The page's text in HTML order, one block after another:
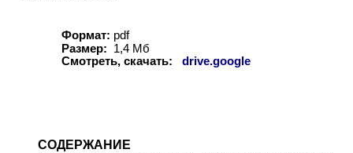
Формат: pdf
Размер:
1,4 Мб
Смотреть, скачать:
drive.google
СОДЕРЖАНИЕ